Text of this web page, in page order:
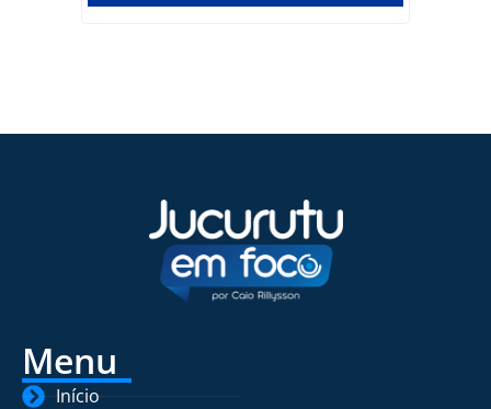
Menu
Início